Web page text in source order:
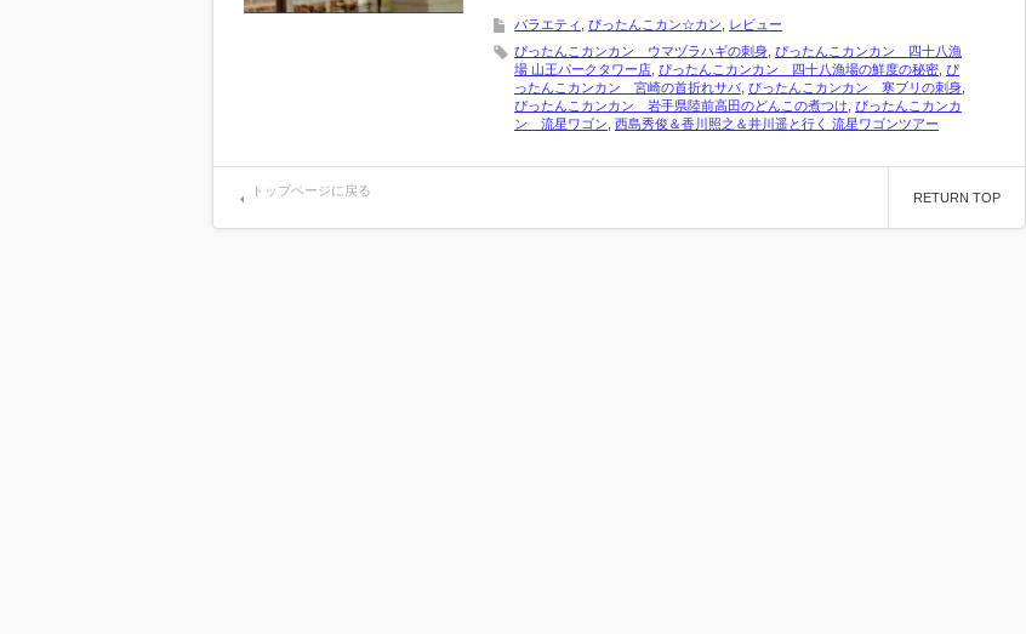
バラエティ ぴったんこカン☆カン
レビュー
ぴったんこカンカン ウマヅラハギの刺身 ぴったんこカンカン 四十八漁
場 山王パークタワー店 ぴったんこカンカン 四十八漁場の鮮度の秘密 ぴ
ったんこカンカン 宮崎の首折れサバ ぴったんこカンカン 寒ブリの刺身
ぴったんこカンカン 岩手県陸前高田のどんこの煮つけ ぴったんこカンカ
ン 流星ワゴン 西島秀俊＆香川照之＆井川遥と行く 流星ワゴンツアー
トップページに戻る RETURN TOP